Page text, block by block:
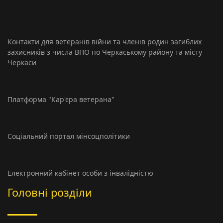
Контакти для ветеранів війни та членів родин загиблих
захисників з числа ВПО по Черкаському району та місту
Черкаси
Платформа "Кар'єра ветерана"
Соціальний портал мінсоцполітики
Електронний кабінет особи з інвалідністю
Головні розділи